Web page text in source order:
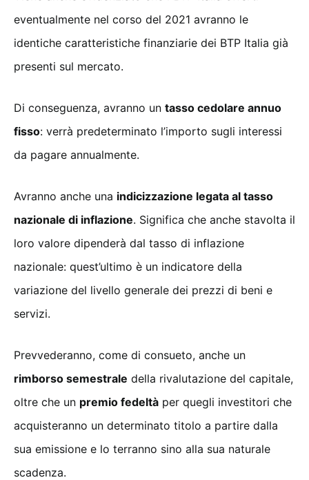
eventualmente nel corso del 2021 avranno le
identiche caratteristiche finanziarie dei BTP Italia già
presenti sul mercato.
Di conseguenza, avranno un tasso cedolare annuo
fisso: verrà predeterminato l’importo sugli interessi
da pagare annualmente.
Avranno anche una indicizzazione legata al tasso
nazionale di inflazione. Significa che anche stavolta il
loro valore dipenderà dal tasso di inflazione
nazionale: quest’ultimo è un indicatore della
variazione del livello generale dei prezzi di beni e
servizi.
Prevvederanno, come di consueto, anche un
rimborso semestrale della rivalutazione del capitale,
oltre che un premio fedeltà per quegli investitori che
acquisteranno un determinato titolo a partire dalla
sua emissione e lo terranno sino alla sua naturale
scadenza.